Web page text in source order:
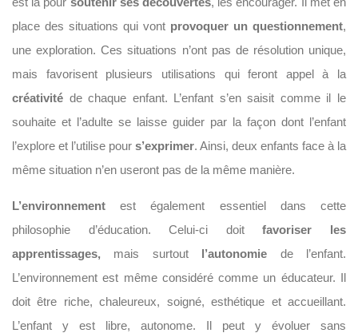
place des situations qui vont provoquer un questionnement,
une exploration. Ces situations n’ont pas de résolution unique,
mais favorisent plusieurs utilisations qui feront appel à la
créativité de chaque enfant. L’enfant s’en saisit comme il le
souhaite et l’adulte se laisse guider par la façon dont l’enfant
l’explore et l’utilise pour s’exprimer. Ainsi, deux enfants face à la
même situation n’en useront pas de la même manière.
L’environnement est également essentiel dans cette
philosophie d’éducation. Celui-ci doitfavoriser les
apprentissages, mais surtout l’autonomie de l’enfant.
L’environnement est même considéré comme un éducateur. Il
doit être riche, chaleureux, soigné, esthétique et accueillant.
L’enfant y est libre, autonome. Il peut y évoluer sans